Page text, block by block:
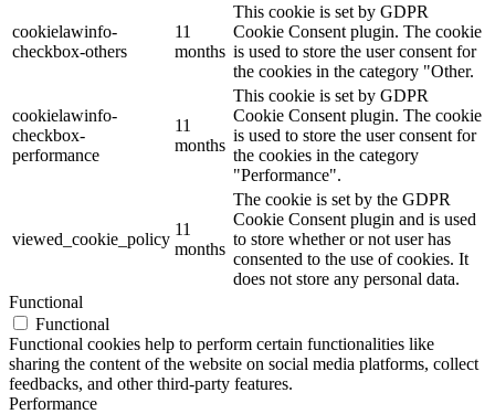
cookielawinfo-
checkbox-others
11
months
This cookie is set by GDPR
Cookie Consent plugin. The cookie
is used to store the user consent for
the cookies in the category "Other.
cookielawinfo-
checkbox-
performance
11
months
This cookie is set by GDPR
Cookie Consent plugin. The cookie
is used to store the user consent for
the cookies in the category
"Performance".
viewed_cookie_policy
11
months
The cookie is set by the GDPR
Cookie Consent plugin and is used
to store whether or not user has
consented to the use of cookies. It
does not store any personal data.
Functional
Functional
Functional cookies help to perform certain functionalities like
sharing the content of the website on social media platforms, collect
feedbacks, and other third-party features.
Performance